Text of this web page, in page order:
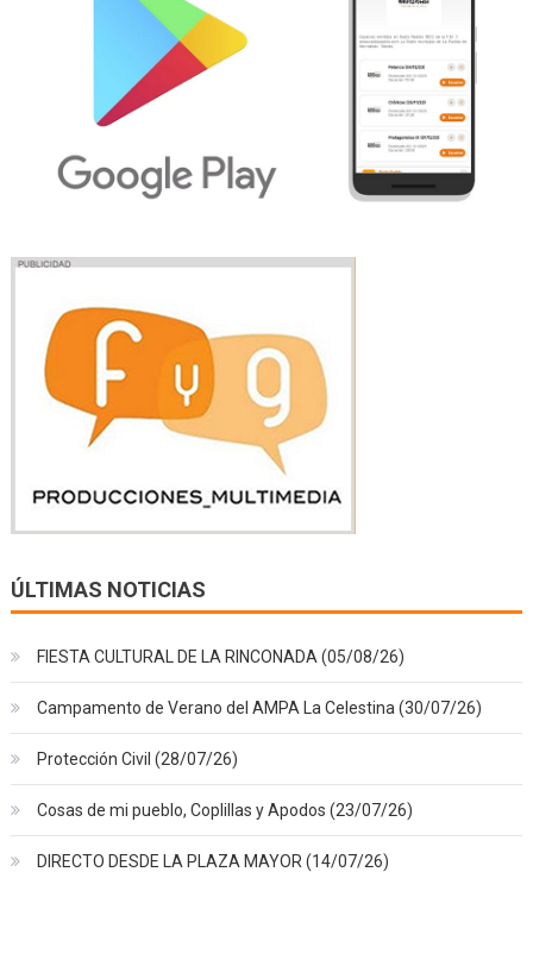
ÚLTIMAS NOTICIAS
FIESTA CULTURAL DE LA RINCONADA (05/08/26)
Campamento de Verano del AMPA La Celestina (30/07/26)
Protección Civil (28/07/26)
Cosas de mi pueblo, Coplillas y Apodos (23/07/26)
DIRECTO DESDE LA PLAZA MAYOR (14/07/26)